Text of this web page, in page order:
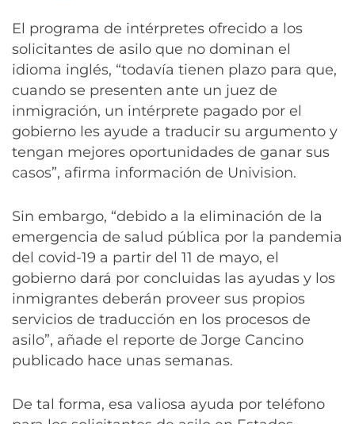
El programa de intérpretes ofrecido a los
solicitantes de asilo que no dominan el
idioma inglés, “todavía tienen plazo para que,
cuando se presenten ante un juez de
inmigración, un intérprete pagado por el
gobierno les ayude a traducir su argumento y
tengan mejores oportunidades de ganar sus
casos”, afirma información de Univision.
Sin embargo, “debido a la eliminación de la
emergencia de salud pública por la pandemia
del covid-19 a partir del 11 de mayo, el
gobierno dará por concluidas las ayudas y los
inmigrantes deberán proveer sus propios
servicios de traducción en los procesos de
asilo”, añade el reporte de Jorge Cancino
publicado hace unas semanas.
De tal forma, esa valiosa ayuda por teléfono